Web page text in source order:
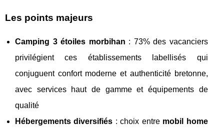
Les points majeurs
Camping 3 étoiles morbihan : 73% des vacanciers
privilégient ces établissements labellisés qui
conjuguent confort moderne et authenticité bretonne,
avec services haut de gamme et équipements de
qualité
Hébergements diversifiés : choix entre mobil home